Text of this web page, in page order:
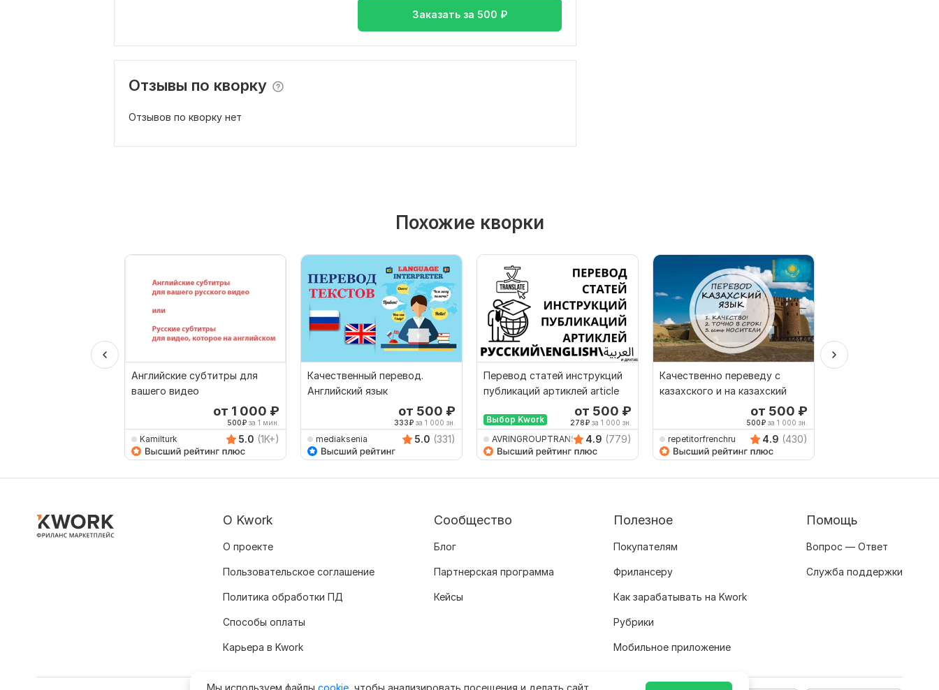
Заказать за 500 ₽
Отзывы по кворку
Отзывов по кворку нет
Похожие кворки
Английские субтитры для
вашего видео
от 1 000 ₽
500₽ за 1 мин.
Kamilturk 5.0 (1K+)
Качественный перевод.
Английский язык
от 500 ₽
333₽ за 1 000 зн.
mediaksenia 5.0 (331)
Перевод статей инструкций
публикаций артиклей article
Выбор Kwork
от 500 ₽
278₽ за 1 000 зн.
AVRINGROUPTRANSLATIO
4.9 (779)
Качественно переведу с
казахского и на казахский
от 500 ₽
500₽ за 1 000 зн.
repetitorfrenchru 4.9 (430)
Мы используем файлы cookie , чтобы анализировать посещения и делать сайт
О Kwork
О проекте
Пользовательское соглашение
Политика обработки ПД
Способы оплаты
Карьера в Kwork
Сообщество
Блог
Партнерская программа
Кейсы
Полезное
Покупателям
Фрилансеру
Как зарабатывать на Kwork
Рубрики
Мобильное приложение
Помощь
Вопрос — Ответ
Служба поддержки